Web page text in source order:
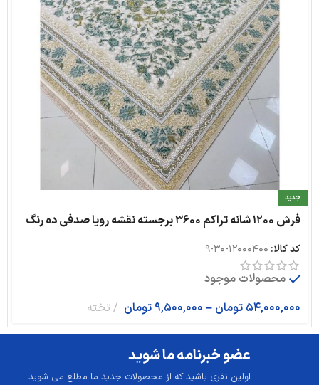
جدید
فرش ۱۲۰۰ شانه تراکم ۳۶۰۰ برجسته نقشه رویا صدفی ده رنگ
کد کالا: 12000400-30-9
محصولات موجود
54,000,000 تومان –
9,500,000 تومان تخته
عضو خبرنامه ما شوید
اولین نفری باشید که از محصولات جدید ما مطلع می شوید.